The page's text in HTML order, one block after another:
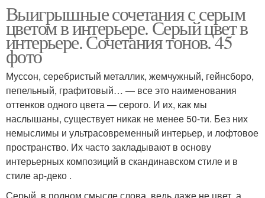
Выигрышные сочетания с серым
цветом в интерьере. Серый цвет в
интерьере. Сочетания тонов. 45
фото
Муссон, серебристый металлик, жемчужный, гейнсборо,
пепельный, графитовый… — все это наименования
оттенков одного цвета — серого. И их, как мы
наслышаны, существует никак не менее 50-ти. Без них
немыслимы и ультрасовременный интерьер, и лофтовое
пространство. Их часто закладывают в основу
интерьерных композиций в скандинавском стиле и в
стиле ар-деко .